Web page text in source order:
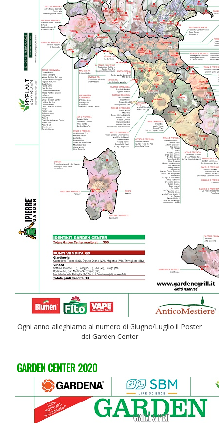
Ogni anno alleghiamo al numero di Giugno/Luglio il Poster
dei Garden Center
GARDEN CENTER 2020